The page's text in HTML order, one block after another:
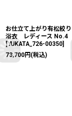
お仕立て上がり有松絞り
浴衣 レディース No.4
[YUKATA_726-00350]
73,700円 (税込)